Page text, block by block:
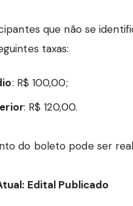
que não se
taxas:
: R$ 100,00;
: R$ 120,00.
do boleto pode ser
Edital Publicado